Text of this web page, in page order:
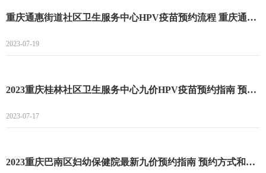
重庆通惠街道社区卫生服务中心HPV疫苗预约流程 重庆通惠街道社区卫生服务中心HPV疫苗预约时间
2023-07-19
2023重庆桂林社区卫生服务中心九价HPV疫苗预约指南 预约时间和操作流程一览
2023-07-17
2023重庆巴南区妇幼保健院最新九价预约指南 预约方式和时间一览